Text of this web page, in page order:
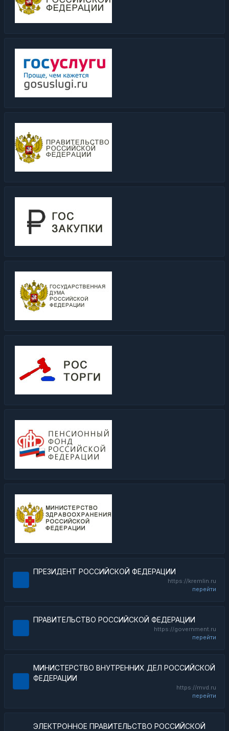
ПРЕЗИДЕНТ РОССИЙСКОЙ ФЕДЕРАЦИИ
https://kremlin.ru
перейти
ПРАВИТЕЛЬСТВО РОССИЙСКОЙ ФЕДЕРАЦИИ
https://government.ru
перейти
МИНИСТЕРСТВО ВНУТРЕННИХ ДЕЛ РОССИЙСКОЙ
ФЕДЕРАЦИИ
https://mvd.ru
перейти
ЭЛЕКТРОННОЕ ПРАВИТЕЛЬСТВО РОССИЙСКОЙ